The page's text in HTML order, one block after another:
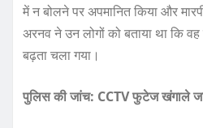
में न बोलने पर अपमानित किया और
अरनव ने उन लोगों को बताया था कि वह
बढ़ता चला गया।
पुलिस की जांच: CCTV फुटेज खंगाले